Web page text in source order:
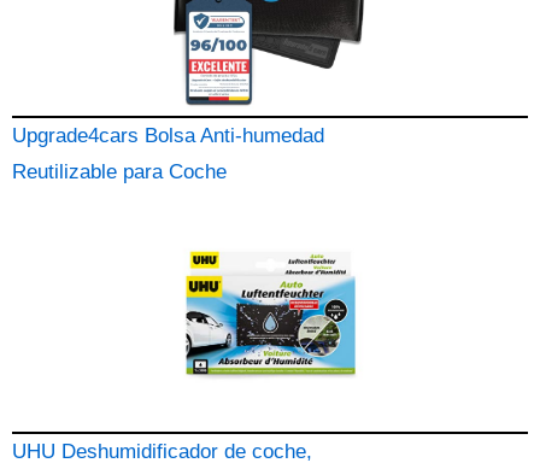
Upgrade4cars Bolsa Anti-humedad
Reutilizable para Coche
UHU Deshumidificador de coche,